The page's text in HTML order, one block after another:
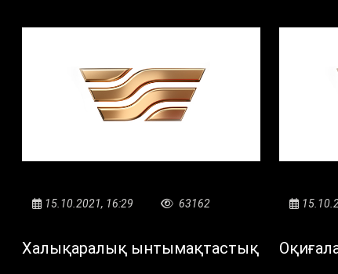
15.10.2021, 16:29 63162
Халықаралық ынтымақтастық